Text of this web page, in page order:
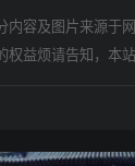
内容及图片来源于
权益烦请告知，本